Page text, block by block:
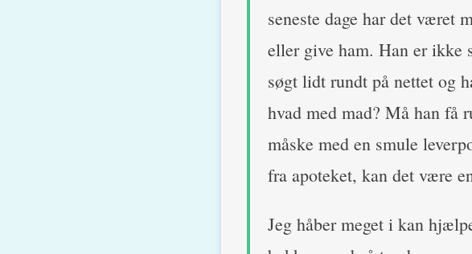
seneste dage har det været
eller give ham. Han er ikke
søgt lidt rundt på nettet og
hvad med mad? Må han få
måske med en smule
fra apoteket, kan det være
Jeg håber meget i kan